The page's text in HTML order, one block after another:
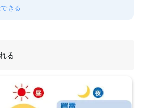
きる
る